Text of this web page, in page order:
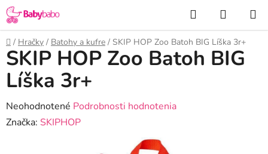
Prejsť
na
obsah
Hľadať
KOŠÍK
Domov
/ Hračky / Batohy a kufre / SKIP HOP Zoo Batoh BIG Líška 3r+
SKIP HOP Zoo Batoh BIG
Líška 3r+
Priemerné
hodnotenie
Neohodnotené Podrobnosti hodnotenia
Značka: SKIPHOP